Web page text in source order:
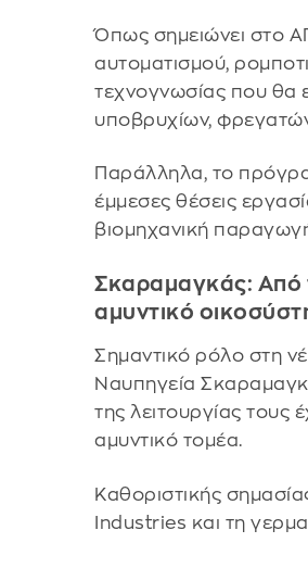
Όπως σημειώνει στο
αυτοματισμού,
τεχνογνωσίας που θα
υποβρυχίων,
Παράλληλα, το
έμμεσες θέσεις
βιομηχανική
Σκαραμαγκάς: Από
αμυντικό
Σημαντικό ρόλο στη
Ναυπηγεία
της λειτουργίας τους
αμυντικό τομέα.
Καθοριστικής
Industries και τη